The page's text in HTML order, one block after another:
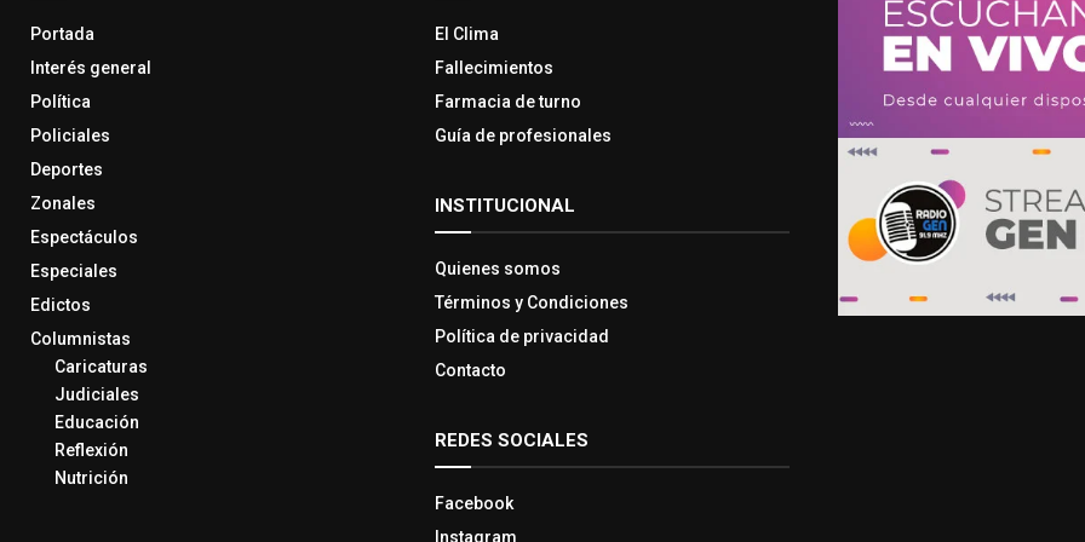
Portada
Interés general
Política
Policiales
Deportes
Zonales
Espectáculos
Especiales
Edictos
Columnistas
Caricaturas
Judiciales
Educación
Reflexión
Nutrición
El Clima
Fallecimientos
Farmacia de turno
Guía de profesionales
INSTITUCIONAL
Quienes somos
Términos y Condiciones
Política de privacidad
Contacto
REDES SOCIALES
Facebook
Instagram